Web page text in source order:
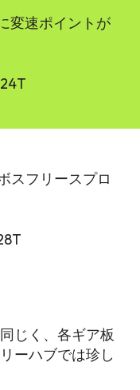
変速ポイントが
スフリースプロ
じく、各ギア板
ーハブでは珍し